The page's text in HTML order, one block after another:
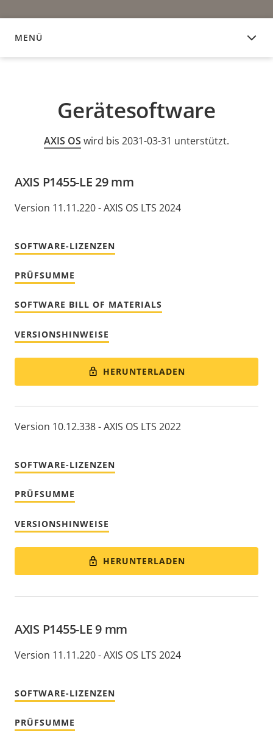
MENÜ
GERÄTESOFTWARE
Gerätesoftware
AXIS OS wird bis 2031-03-31 unterstützt.
AXIS P1455-LE 29 mm
Version 11.11.220 - AXIS OS LTS 2024
SOFTWARE-LIZENZEN
PRÜFSUMME
SOFTWARE BILL OF MATERIALS
VERSIONSHINWEISE
HERUNTERLADEN
Version 10.12.338 - AXIS OS LTS 2022
SOFTWARE-LIZENZEN
PRÜFSUMME
VERSIONSHINWEISE
HERUNTERLADEN
AXIS P1455-LE 9 mm
Version 11.11.220 - AXIS OS LTS 2024
SOFTWARE-LIZENZEN
PRÜFSUMME